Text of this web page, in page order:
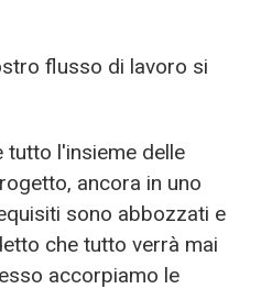
flusso di lavoro si
tutto l'insieme delle
ancora in uno
sono abbozzati e
che tutto verrà mai
accorpiamo le